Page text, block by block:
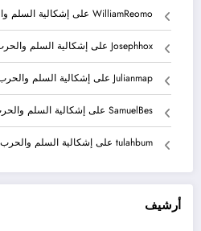
WilliamReomo على إشكالية السلم
Josephhox على إشكالية السلم
Julianmap على إشكالية السلم
SamuelBes على إشكالية السلم
tulahbum على إشكالية السلم والحرب
أرشيف